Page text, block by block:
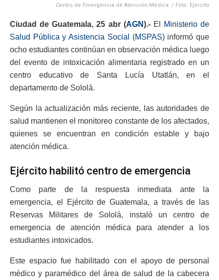
Centro de Emergencia de Atención Médica. / Foto: Ejército
Ciudad de Guatemala, 25 abr (AGN).-El
Ministerio de
Salud Pública y Asistencia Social (MSPAS)informó que
ocho estudiantes continúan en observación médica luego
del evento de intoxicación alimentaria registrado en un
centro educativo de Santa Lucía Utatlán, en el
departamento de Sololá.
Según la actualización más reciente, las autoridades de
salud mantienen el monitoreo constante de los afectados,
quienes se encuentran en condición estable y bajo
atención médica.
Ejército habilitó centro de emergencia
Como parte de la respuesta inmediata ante la
emergencia, el Ejército de Guatemala, a través de las
Reservas Militares de Sololá, instaló un centro de
emergencia de atención médica para atender a los
estudiantes intoxicados.
Este espacio fue habilitado con el apoyo de personal
médico y paramédico del área de salud de la cabecera